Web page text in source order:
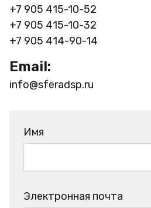
+7 905 415-10-52
+7 905 415-10-32
+7 905 414-90-14
Email:
info@sferadsp.ru
Имя
Электронная почта